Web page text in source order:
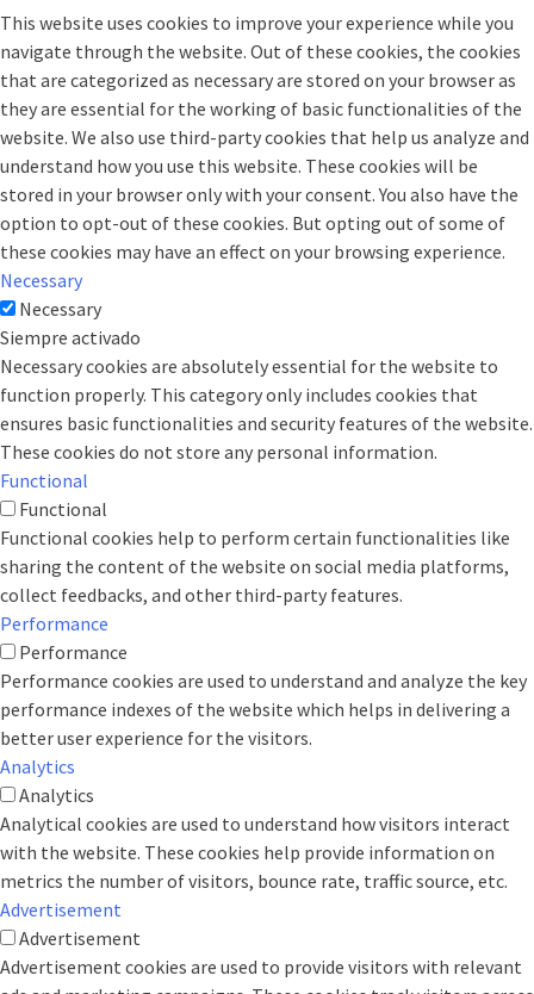
This website uses cookies to improve your experience while you
navigate through the website. Out of these cookies, the cookies
that are categorized as necessary are stored on your browser as
they are essential for the working of basic functionalities of the
website. We also use third-party cookies that help us analyze and
understand how you use this website. These cookies will be
stored in your browser only with your consent. You also have the
option to opt-out of these cookies. But opting out of some of
these cookies may have an effect on your browsing experience.
Necessary
Necessary
Siempre activado
Necessary cookies are absolutely essential for the website to
function properly. This category only includes cookies that
ensures basic functionalities and security features of the website.
These cookies do not store any personal information.
Functional
Functional
Functional cookies help to perform certain functionalities like
sharing the content of the website on social media platforms,
collect feedbacks, and other third-party features.
Performance
Performance
Performance cookies are used to understand and analyze the key
performance indexes of the website which helps in delivering a
better user experience for the visitors.
Analytics
Analytics
Analytical cookies are used to understand how visitors interact
with the website. These cookies help provide information on
metrics the number of visitors, bounce rate, traffic source, etc.
Advertisement
Advertisement
Advertisement cookies are used to provide visitors with relevant